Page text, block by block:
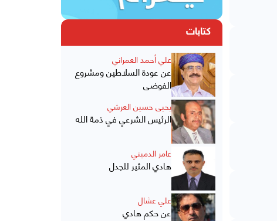
كتابات
علي أحمد العمراني
عن عودة السلاطين ومشروع
الفوضى
يحيى حسين العرشي
الرئيس الشرعي في ذمة الله
عامر الدميني
هادي المثير للجدل
علي عشال
عن حكم هادي